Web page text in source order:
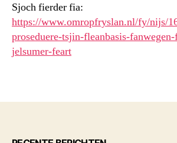
Sjoch fierder fia:
https://www.omropfryslan.nl/fy/nijs/
proseduere-tsjin-fleanbasis-
jelsumer-feart